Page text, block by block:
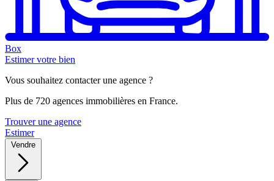
Box
Estimer votre bien
Vous souhaitez contacter une agence ?
Plus de 720 agences immobilières en France.
Trouver une agence
Estimer
Vendre